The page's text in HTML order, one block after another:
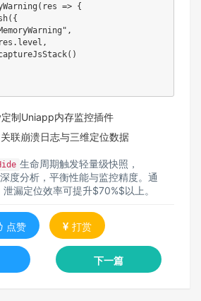
=> {
制Uniapp内存监控插件
联崩溃日志与三维定位数据
生命周期触发轻量级快照，
度分析，平衡性能与监控精度。通
漏定位效率可提升$70%$以上。
点赞 打赏
下一篇